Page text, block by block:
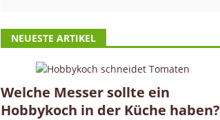
NEUESTE ARTIKEL
Welche Messer sollte ein
Hobbykoch in der Küche haben?